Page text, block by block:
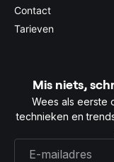
Contact
Tarieven
Mis niets,
Wees als eerste
technieken en